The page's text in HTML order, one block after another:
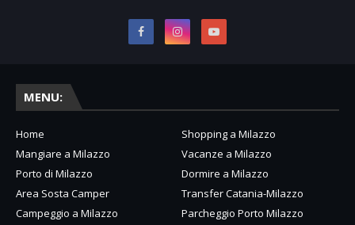
MENU:
Home
Shopping a Milazzo
Mangiare a Milazzo
Vacanze a Milazzo
Porto di Milazzo
Dormire a Milazzo
Area Sosta Camper
Transfer Catania-Milazzo
Campeggio a Milazzo
Parcheggio Porto Milazzo